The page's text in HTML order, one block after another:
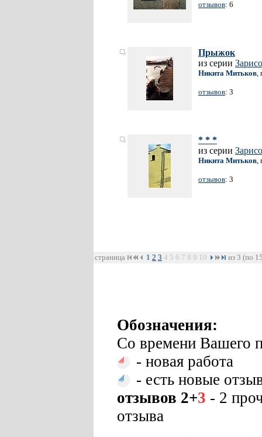
отзывов: 6
Прыжок
из серии
Никита Митьков,
отзывов: 3
* * *
из серии
Никита Митьков,
отзывов: 3
страница 1 2 3 4 5 6 7 8 9 10 из 3 (по
Обозначения:
Со времени Вашего
- новая работа
- есть новые
отзывов 2+3 - 2
отзыва